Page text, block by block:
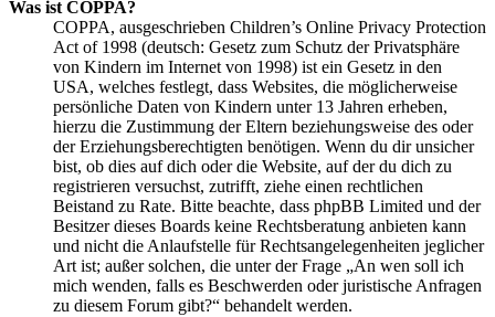
Was ist COPPA?
COPPA, ausgeschrieben Children’s Online Privacy Protection
Act of 1998 (deutsch: Gesetz zum Schutz der Privatsphäre
von Kindern im Internet von 1998) ist ein Gesetz in den
USA, welches festlegt, dass Websites, die möglicherweise
persönliche Daten von Kindern unter 13 Jahren erheben,
hierzu die Zustimmung der Eltern beziehungsweise des oder
der Erziehungsberechtigten benötigen. Wenn du dir unsicher
bist, ob dies auf dich oder die Website, auf der du dich zu
registrieren versuchst, zutrifft, ziehe einen rechtlichen
Beistand zu Rate. Bitte beachte, dass phpBB Limited und der
Besitzer dieses Boards keine Rechtsberatung anbieten kann
und nicht die Anlaufstelle für Rechtsangelegenheiten jeglicher
Art ist; außer solchen, die unter der Frage „An wen soll ich
mich wenden, falls es Beschwerden oder juristische Anfragen
zu diesem Forum gibt?“ behandelt werden.